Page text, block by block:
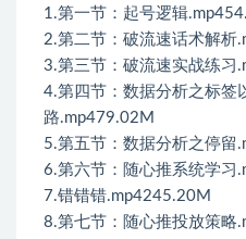
1.第一节：起号逻辑
2.第二节：破流速话术解析
3.第三节：破流速实战练习
4.第四节：数据分析之标签
路.mp479.02M
5.第五节：数据分析之停留
6.第六节：随心推系统学习
7.错错错.mp4245.20M
8.第七节：随心推投放策略